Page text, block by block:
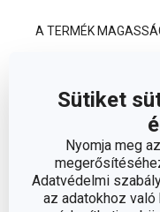
Sütiket
Nyomja meg
Adatvédelmi
az adatokhoz
A TERMÉK
A TERMÉK HOSSZA
Egyéb paraméterek